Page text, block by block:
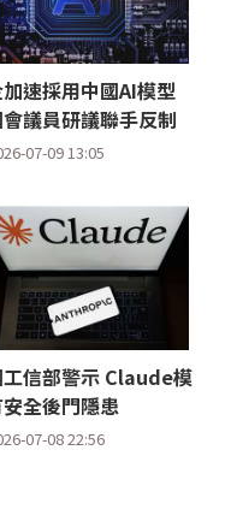
速採用中國AI模型
議員研議聯手反制
07-09 13:05
工信部警示 Claude模
全後門隱患
07-08 22:56